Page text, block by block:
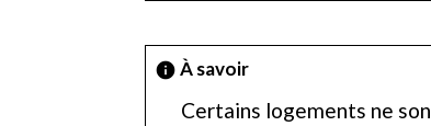
info À savoir
Certains logements ne